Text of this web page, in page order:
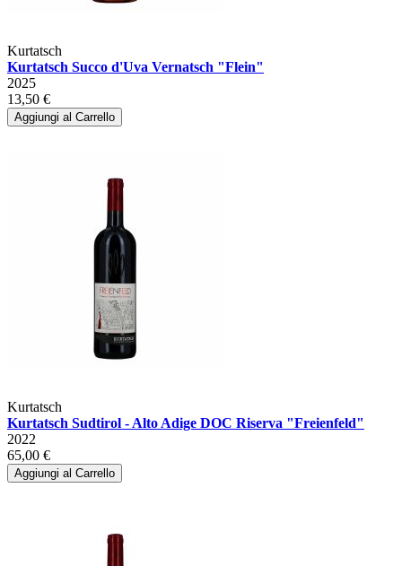
Kurtatsch
Kurtatsch Succo d'Uva Vernatsch "Flein"
2025
13,50 €
Aggiungi al Carrello
Kurtatsch
Kurtatsch Sudtirol - Alto Adige DOC Riserva "Freienfeld"
2022
65,00 €
Aggiungi al Carrello